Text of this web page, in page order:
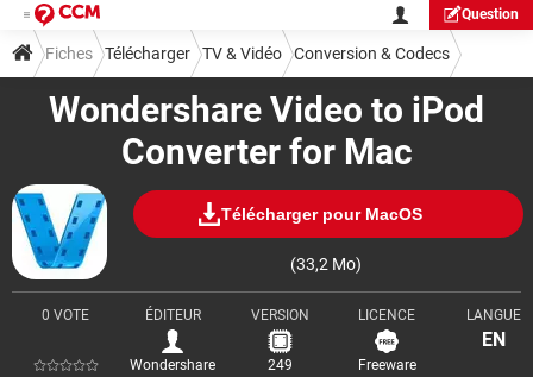
Question
Wondershare Video to iPod
Converter for Mac
Télécharger pour MacOS
(33,2 Mo)
0 VOTE ÉDITEUR
Wondershare
VERSION
249
LICENCE
Freeware
LANGUE
EN
Fiches Télécharger TV & Vidéo Conversion & Codecs